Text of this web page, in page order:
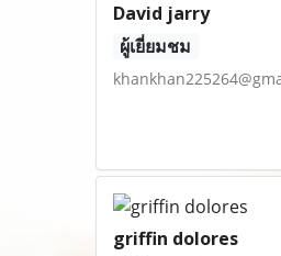
David jarry
ผู้เยี่ยมชม
griffin dolores